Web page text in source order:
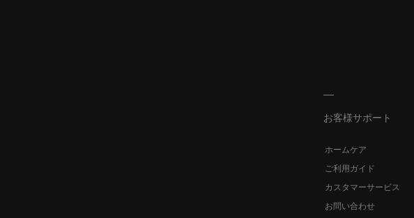
お客様サポート
ホームケア
ご利用ガイド
カスタマーサービス
お問い合わせ